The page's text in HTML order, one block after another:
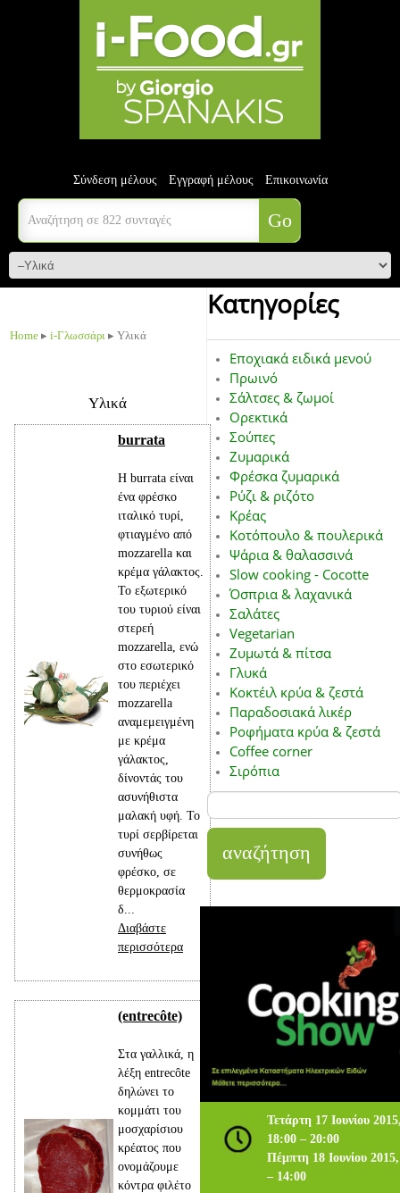
Σύνδεση μέλους Εγγραφή μέλους Επικοινωνία
Home ▸ i-Γλωσσάρι ▸ Υλικά
Υλικά
burrata
Η burrata είναι
ένα φρέσκο
ιταλικό τυρί,
φτιαγμένο από
mozzarella και
κρέμα γάλακτος.
Το εξωτερικό
του τυριού είναι
στερεή
mozzarella, ενώ
στο εσωτερικό
του περιέχει
mozzarella
αναμεμειγμένη
με κρέμα
γάλακτος,
δίνοντάς του
ασυνήθιστα
μαλακή υφή. Το
τυρί σερβίρεται
συνήθως
φρέσκο, σε
θερμοκρασία
δ...
Διαβάστε
περισσότερα
(entrecôte)
Στα γαλλικά, η
λέξη entrecôte
δηλώνει το
κομμάτι του
μοσχαρίσιου
κρέατος που
ονομάζουμε
κόντρα φιλέτο
Κατηγορίες
Εποχιακά ειδικά μενού
Πρωινό
Σάλτσες & ζωμοί
Ορεκτικά
Σούπες
Ζυμαρικά
Φρέσκα ζυμαρικά
Ρύζι & ριζότο
Κρέας
Κοτόπουλο & πουλερικά
Ψάρια & θαλασσινά
Slow cooking - Cocotte
Όσπρια & λαχανικά
Σαλάτες
Vegetarian
Ζυμωτά & πίτσα
Γλυκά
Κοκτέιλ κρύα & ζεστά
Παραδοσιακά λικέρ
Ροφήματα κρύα & ζεστά
Coffee corner
Σιρόπια
Τετάρτη 17 Ιουνίου
18:00 – 20:00
Πέμπτη 18 Ιουνίου
– 14:00